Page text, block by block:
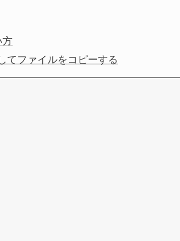
方
てファイルをコピーする